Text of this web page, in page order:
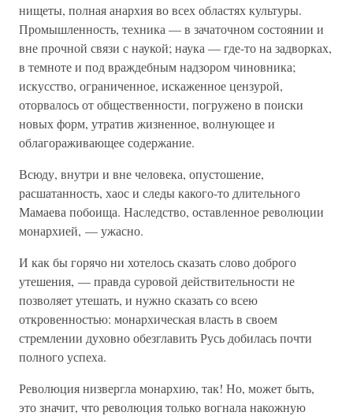
нищеты, полная анархия во всех областях культуры.
Промышленность, техника — в зачаточном состоянии и
вне прочной связи с наукой; наука — где-то на задворках,
в темноте и под враждебным надзором чиновника;
искусство, ограниченное, искаженное цензурой,
оторвалось от общественности, погружено в поиски
новых форм, утратив жизненное, волнующее и
облагораживающее содержание.
Всюду, внутри и вне человека, опустошение,
расшатанность, хаос и следы какого-то длительного
Мамаева побоища. Наследство, оставленное революции
монархией, — ужасно.
И как бы горячо ни хотелось сказать слово доброго
утешения, — правда суровой действительности не
позволяет утешать, и нужно сказать со всею
откровенностью: монархическая власть в своем
стремлении духовно обезглавить Русь добилась почти
полного успеха.
Революция низвергла монархию, так! Но, может быть,
это значит, что революция только вогнала накожную